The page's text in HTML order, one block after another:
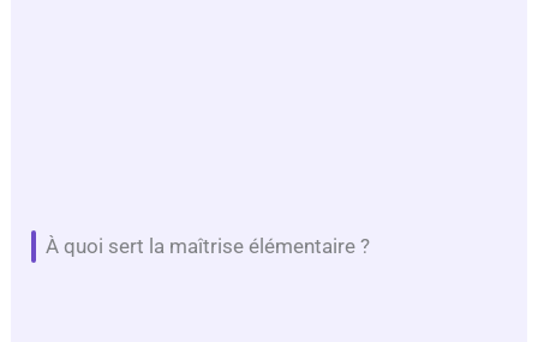
À quoi sert la maîtrise élémentaire ?